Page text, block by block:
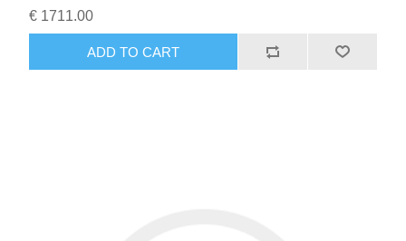
€ 1711.00